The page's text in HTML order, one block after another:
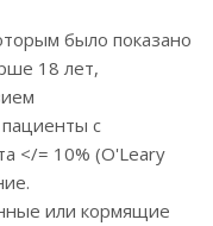
было показано
18 лет,
с
</= 10% (O'Leary
или кормящие